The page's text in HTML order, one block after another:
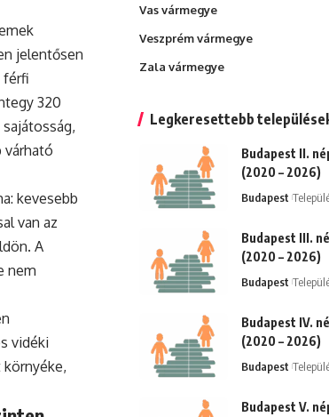
jelentősen
férfi
320
várható
kevesebb
van az
A
nem
vidéki
Vas vármegye
Veszprém vármegye
Zala vármegye
Legkeresettebb
Budapest II.
(2020 – 2026)
Budapest
Budapest III.
(2020 – 2026)
Budapest
Budapest IV.
(2020 – 2026)
Budapest
Budapest V.